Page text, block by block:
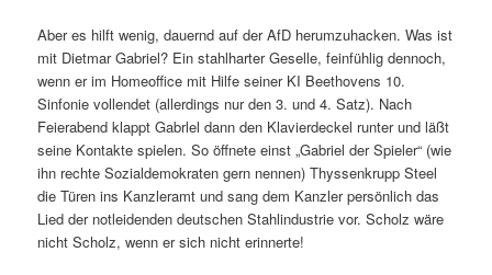
Aber es hilft wenig, dauernd auf der AfD herumzuhacken. Was ist
mit Dietmar Gabriel? Ein stahlharter Geselle, feinfühlig dennoch,
wenn er im Homeoffice mit Hilfe seiner KI Beethovens 10.
Sinfonie vollendet (allerdings nur den 3. und 4. Satz). Nach
Feierabend klappt Gabrlel dann den Klavierdeckel runter und läßt
seine Kontakte spielen. So öffnete einst „Gabriel der Spieler“ (wie
ihn rechte Sozialdemokraten gern nennen) Thyssenkrupp Steel
die Türen ins Kanzleramt und sang dem Kanzler persönlich das
Lied der notleidenden deutschen Stahlindustrie vor. Scholz wäre
nicht Scholz, wenn er sich nicht erinnerte!